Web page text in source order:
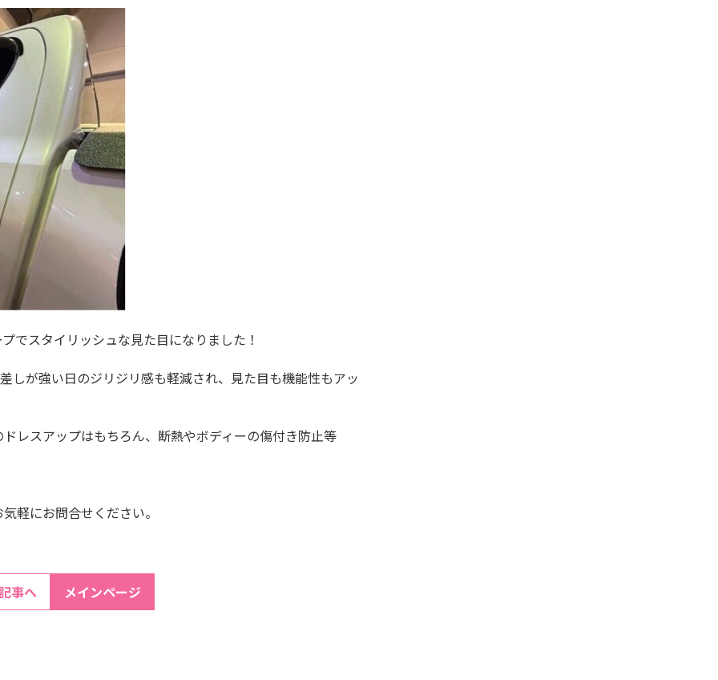
でスタイリッシュな見た目になりました！
しが強い日のジリジリ感も軽減され、見た目も機能性もアッ
レスアップはもちろん、断熱やボディーの傷付き防止等
軽にお問合せください。
事へ メインページ